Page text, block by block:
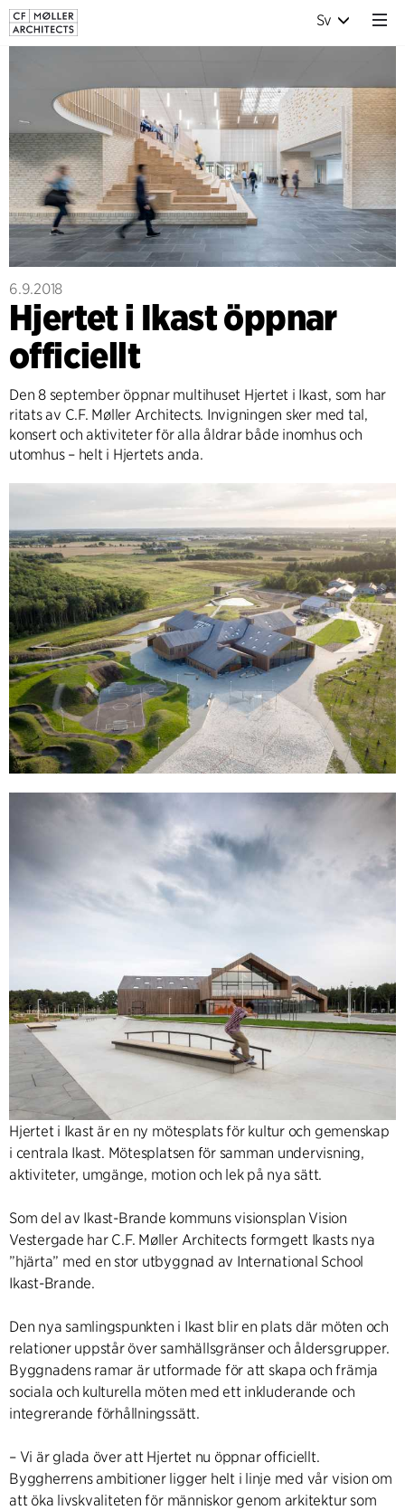
Sv
6.9.2018
Hjertet i Ikast öppnar
officiellt
Den 8 september öppnar multihuset Hjertet i Ikast, som har
ritats av C.F. Møller Architects. Invigningen sker med tal,
konsert och aktiviteter för alla åldrar både inomhus och
utomhus – helt i Hjertets anda.
Hjertet i Ikast är en ny mötesplats för kultur och gemenskap
i centrala Ikast. Mötesplatsen för samman undervisning,
aktiviteter, umgänge, motion och lek på nya sätt.
Som del av Ikast-Brande kommuns visionsplan Vision
Vestergade har C.F. Møller Architects formgett Ikasts nya
”hjärta” med en stor utbyggnad av International School
Ikast-Brande.
Den nya samlingspunkten i Ikast blir en plats där möten och
relationer uppstår över samhällsgränser och åldersgrupper.
Byggnadens ramar är utformade för att skapa och främja
sociala och kulturella möten med ett inkluderande och
integrerande förhållningssätt.
– Vi är glada över att Hjertet nu öppnar officiellt.
Byggherrens ambitioner ligger helt i linje med vår vision om
att öka livskvaliteten för människor genom arkitektur som